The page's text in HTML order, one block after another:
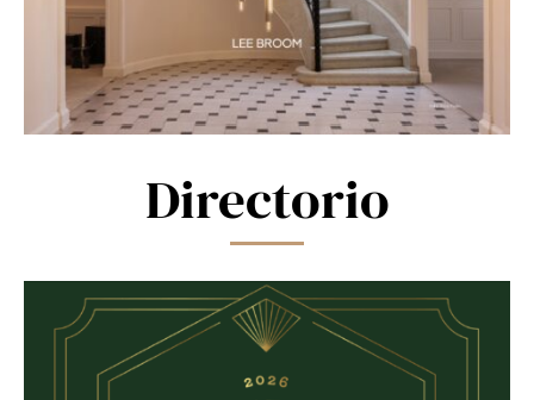
Directorio